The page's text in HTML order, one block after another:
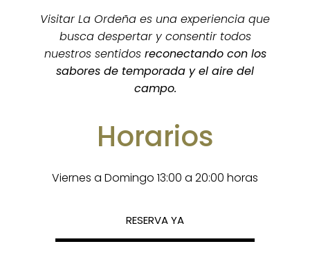
Visitar La Ordeña es una experiencia que
busca despertar y consentir todos
nuestros sentidos reconectando con los
sabores de temporada y el aire del
campo.
Horarios
Viernes a Domingo 13:00 a 20:00 horas
RESERVA YA